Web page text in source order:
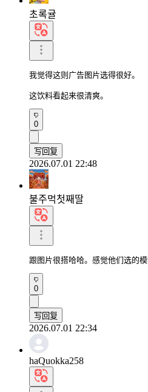
초록귤
我觉得这则广告图片选得很好。
这饮料看起来很清爽。
0
写回复
2026.07.01 22:48
불주먹첫째딸
跟图片很搭哈哈。感觉他们选的模
0
写回复
2026.07.01 22:34
haQuokka258